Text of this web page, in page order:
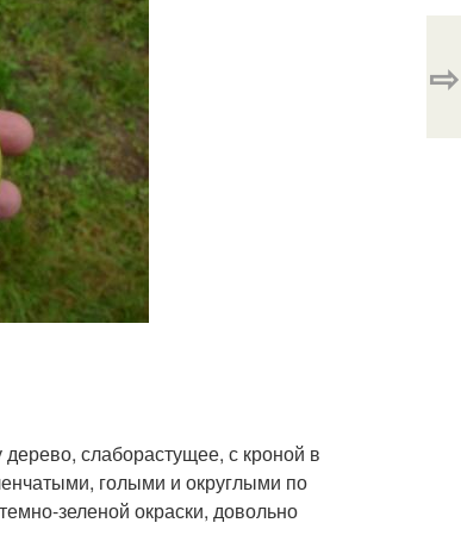
слаборастущее, с кроной в
голыми и округлыми по
зеленой окраски, довольно
⇨